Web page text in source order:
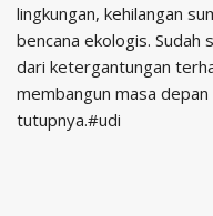
lingkungan, kehilangan
bencana ekologis. Sudah
dari ketergantungan
membangun masa
tutupnya.#udi